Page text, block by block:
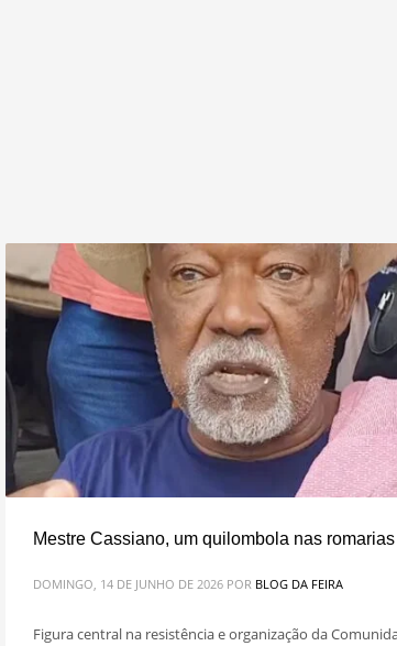
Mestre Cassiano, um quilombola nas romarias
DOMINGO, 14 DE JUNHO DE 2026 POR BLOG DA FEIRA
Figura central na resistência e organização da